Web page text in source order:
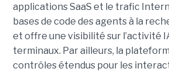
applications SaaS et le trafic
bases de code des agents à la
et offre une visibilité sur l’activité
terminaux. Par ailleurs, la
contrôles étendus pour les